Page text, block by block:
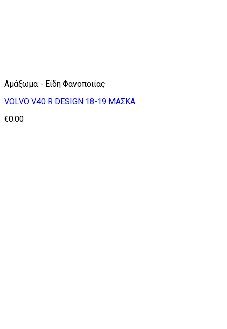
Αμάξωμα - Είδη Φανοποιίας
VOLVO V40 R DESIGN 18-19 ΜΑΣΚΑ
€0.00